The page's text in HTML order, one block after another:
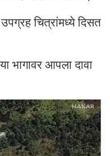
चित्रांमध्ये दिसत
भागावर आपला दावा